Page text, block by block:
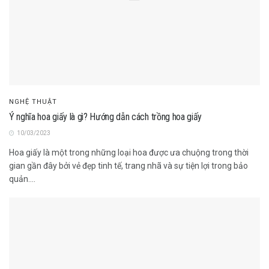
NGHỆ THUẬT
Ý nghĩa hoa giấy là gì? Hướng dẫn cách trồng hoa giấy
10/03/2023
Hoa giấy là một trong những loại hoa được ưa chuộng trong thời
gian gần đây bởi vẻ đẹp tinh tế, trang nhã và sự tiện lợi trong bảo
quản....